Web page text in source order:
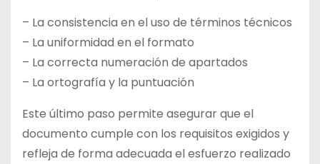
– La consistencia en el uso de términos técnicos
– La uniformidad en el formato
– La correcta numeración de apartados
– La ortografía y la puntuación
Este último paso permite asegurar que el
documento cumple con los requisitos exigidos y
refleja de forma adecuada el esfuerzo realizado